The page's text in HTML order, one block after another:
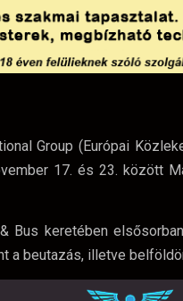
Group (Európai
17. és 23. között
& Bus keretében
a beutazás, illetve